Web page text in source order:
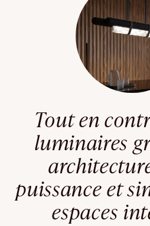
Tout en
luminaires
puissance et
espaces